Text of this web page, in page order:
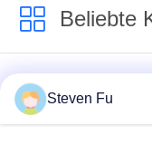
Beliebte
Stahlkonstruktion
LagerSteven Fu